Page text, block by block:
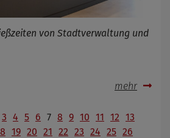
von Stadtverwaltung und
mehr
3 4 5 6 7 8 9 10 11 12 13
19 20 21 22 23 24 25 26